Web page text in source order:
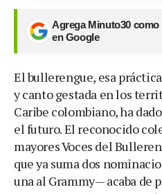
Agrega Minuto30
en Google
El bullerengue, esa
y canto gestada en los
Caribe colombiano, ha
el futuro. El reconocido
mayores Voces del
que ya suma dos
una al Grammy— acaba de